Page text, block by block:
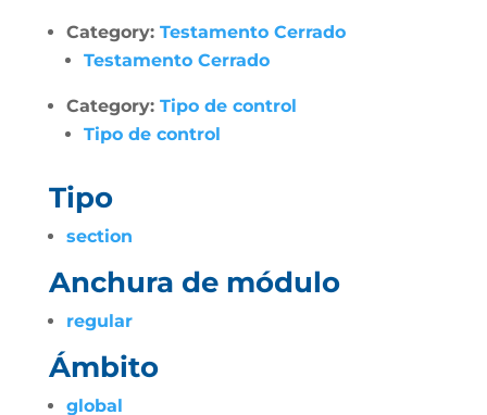
Category: Testamento Cerrado
Testamento Cerrado
Category: Tipo de control
Tipo de control
Tipo
section
Anchura de módulo
regular
Ámbito
global